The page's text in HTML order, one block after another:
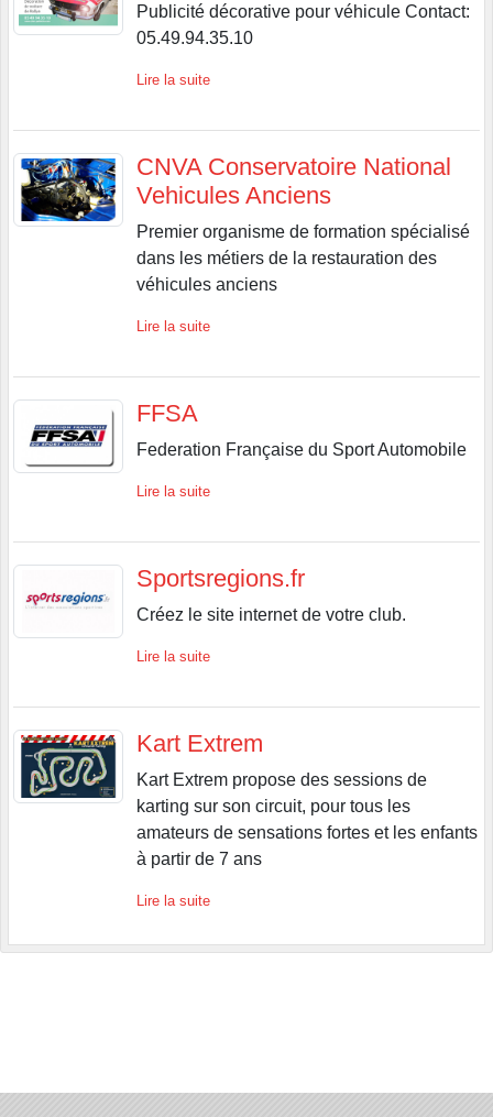
Publicité décorative pour véhicule Contact:
05.49.94.35.10
Lire la suite
CNVA Conservatoire National
Vehicules Anciens
Premier organisme de formation spécialisé
dans les métiers de la restauration des
véhicules anciens
Lire la suite
FFSA
Federation Française du Sport Automobile
Lire la suite
Sportsregions.fr
Créez le site internet de votre club.
Lire la suite
Kart Extrem
Kart Extrem propose des sessions de
karting sur son circuit, pour tous les
amateurs de sensations fortes et les enfants
à partir de 7 ans
Lire la suite